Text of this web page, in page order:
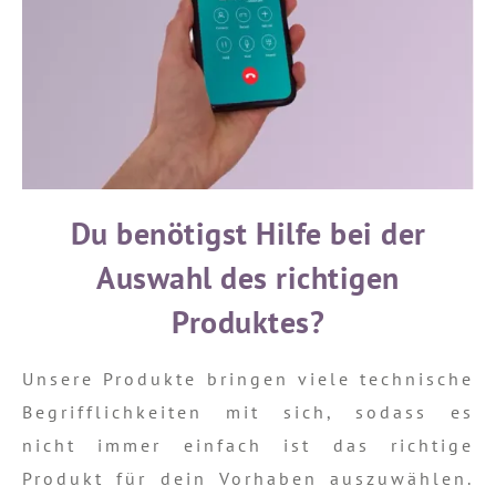
Du benötigst Hilfe bei der
Auswahl des richtigen
Produktes?
Unsere Produkte bringen viele technische
Begrifflichkeiten mit sich, sodass es
nicht immer einfach ist das richtige
Produkt für dein Vorhaben auszuwählen.